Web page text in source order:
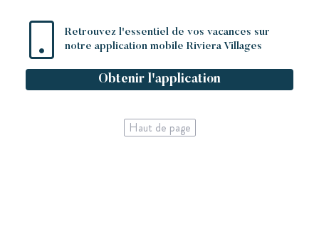
Retrouvez l'essentiel de vos vacances sur
notre application mobile Riviera Villages
Obtenir l'application
Haut de page